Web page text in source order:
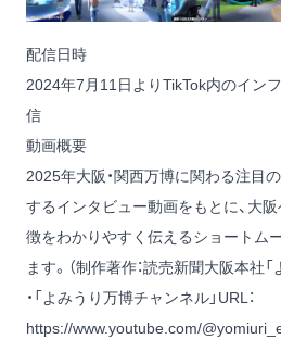
配信日時
2024年7月11日よりTikTok内のイン
信
動画概要
2025年大阪・関西万博に関わる注目
するインタビュー動画をもとに、大
徴をわかりやすく伝えるショートム
ます。（制作著作：読売新聞大阪本社
・「よみうり万博チャンネル」URL：
https://www.youtube.com/